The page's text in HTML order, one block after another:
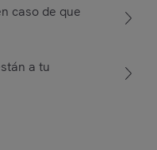
caso de que
a tu